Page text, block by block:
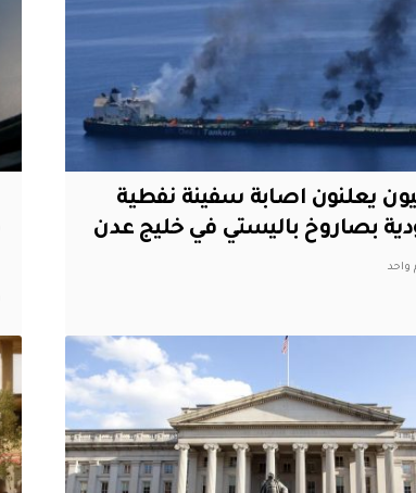
يعلنون اصابة سفينة نفطية
بصاروخ باليستي في خليج عدن
واحد